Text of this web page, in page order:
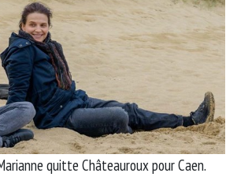
quitte Châteauroux pour Caen.